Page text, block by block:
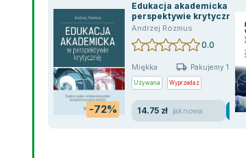
-72%
Edukacja akademicka w
perspektywie krytycznej
Andrzej Rozmus
0.0
Miękka Pakujemy 10.08
Używana Wyprzedaż
14.75 zł jak nowa